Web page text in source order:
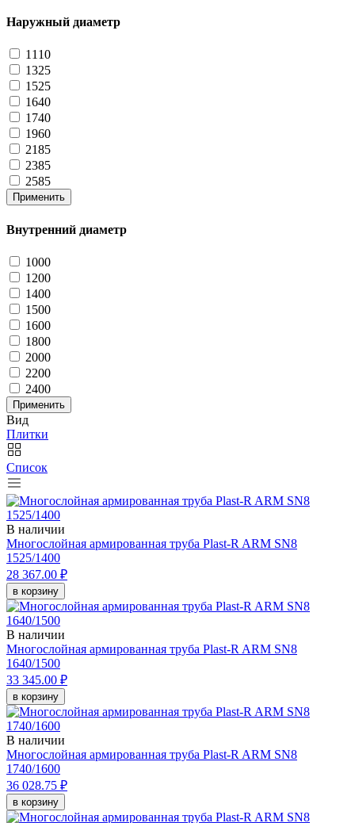
Наружный диаметр
1110
1325
1525
1640
1740
1960
2185
2385
2585
Применить
Внутренний диаметр
1000
1200
1400
1500
1600
1800
2000
2200
2400
Применить
Вид
Плитки
Список
В наличии
Многослойная армированная труба Plast-R ARM SN8
1525/1400
28 367.00 ₽
в корзину
В наличии
Многослойная армированная труба Plast-R ARM SN8
1640/1500
33 345.00 ₽
в корзину
В наличии
Многослойная армированная труба Plast-R ARM SN8
1740/1600
36 028.75 ₽
в корзину